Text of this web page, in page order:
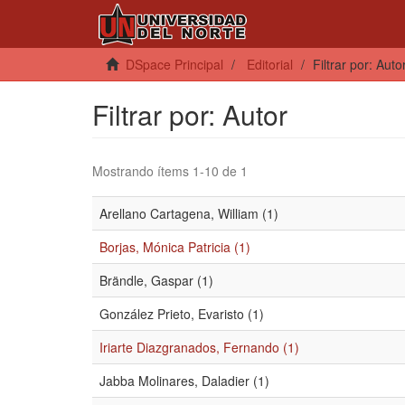
DSpace Principal Editorial Filtrar por:
Filtrar por: Autor
Mostrando ítems 1-10 de 1
Arellano Cartagena, William (1)
Borjas, Mónica Patricia (1)
Brändle, Gaspar (1)
González Prieto, Evaristo (1)
Iriarte Diazgranados, Fernando (1)
Jabba Molinares, Daladier (1)